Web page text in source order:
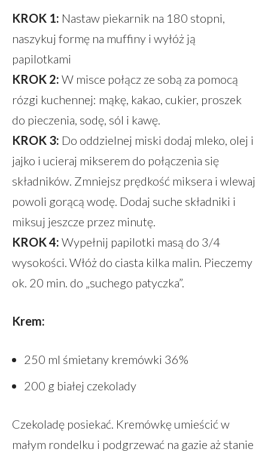
KROK 1: Nastaw piekarnik na 180 stopni,
naszykuj formę na muffiny i wyłóż ją
papilotkami
KROK 2: W misce połącz ze sobą za pomocą
rózgi kuchennej: mąkę, kakao, cukier, proszek
do pieczenia, sodę, sól i kawę.
KROK 3: Do oddzielnej miski dodaj mleko, olej i
jajko i ucieraj mikserem do połączenia się
składników. Zmniejsz prędkość miksera i wlewaj
powoli gorącą wodę. Dodaj suche składniki i
miksuj jeszcze przez minutę.
KROK 4: Wypełnij papilotki masą do 3/4
wysokości. Włóż do ciasta kilka malin. Pieczemy
ok. 20 min. do „suchego patyczka”.
Krem:
250 ml śmietany kremówki 36%
200 g białej czekolady
Czekoladę posiekać. Kremówkę umieścić w
małym rondelku i podgrzewać na gazie aż stanie